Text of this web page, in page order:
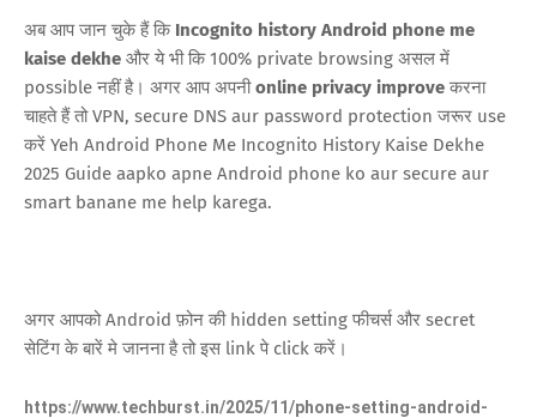
अब आप जान चुके हैं कि Incognito history Android phone me
kaise dekhe और ये भी कि 100% private browsing असल में
possible नहीं है। अगर आप अपनीonline privacy improve करना
चाहते हैं तो VPN, secure DNS aur password protection जरूर use
करें Yeh Android Phone Me Incognito History Kaise Dekhe
2025 Guide aapko apne Android phone ko aur secure aur
smart banane me help karega.
अगर आपको Android फ़ोन की hidden setting फीचर्स और secret
सेटिंग के बारें मे जानना है तो इस link पे click करें।
https://www.techburst.in/2025/11/phone-setting-android-